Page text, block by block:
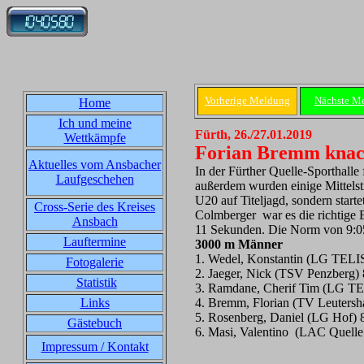
Home
Ich und meine
Wettkämpfe
Aktuelles vom Ansbacher
Laufgeschehen
Cross-Serie des Kreises
Ansbach
Lauftermine
Fotogalerie
Statistik
Links
Gästebuch
Impressum / Kontakt
Vorherige Meldung Nächste
Fürth, 26./27.01.2019
Forian Bremm
In der Fürther Quelle-Sporthalle
außerdem wurden einige
U20 auf Titeljagd, sondern
Colmberger war es die richtige
11 Sekunden. Die Norm von
3000 m Männer
1. Wedel, Konstantin (LG
2. Jaeger, Nick (TSV Penzberg)
3. Ramdane, Cherif Tim (LG
4. Bremm, Florian (TV
5. Rosenberg, Daniel (LG Hof)
6. Masi, Valentino (LAC